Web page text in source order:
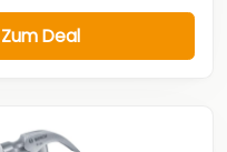
Zum Deal